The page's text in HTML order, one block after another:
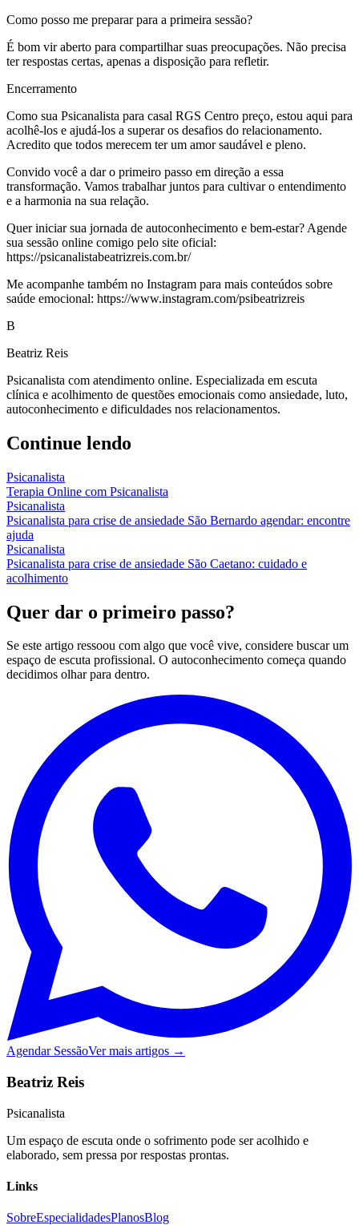
Como posso me preparar para a primeira sessão?
É bom vir aberto para compartilhar suas preocupações. Não precisa
ter respostas certas, apenas a disposição para refletir.
Encerramento
Como sua Psicanalista para casal RGS Centro preço, estou aqui para
acolhê-los e ajudá-los a superar os desafios do relacionamento.
Acredito que todos merecem ter um amor saudável e pleno.
Convido você a dar o primeiro passo em direção a essa
transformação. Vamos trabalhar juntos para cultivar o entendimento
e a harmonia na sua relação.
Quer iniciar sua jornada de autoconhecimento e bem-estar? Agende
sua sessão online comigo pelo site oficial:
https://psicanalistabeatrizreis.com.br/
Me acompanhe também no Instagram para mais conteúdos sobre
saúde emocional: https://www.instagram.com/psibeatrizreis
B
Beatriz Reis
Psicanalista com atendimento online. Especializada em escuta
clínica e acolhimento de questões emocionais como ansiedade, luto,
autoconhecimento e dificuldades nos relacionamentos.
Continue lendo
Psicanalista
Terapia Online com Psicanalista
Psicanalista
Psicanalista para crise de ansiedade São Bernardo agendar: encontre
ajuda
Psicanalista
Psicanalista para crise de ansiedade São Caetano: cuidado e
acolhimento
Quer dar o primeiro passo?
Se este artigo ressoou com algo que você vive, considere buscar um
espaço de escuta profissional. O autoconhecimento começa quando
decidimos olhar para dentro.
Agendar SessãoVer mais artigos →
Beatriz Reis
Psicanalista
Um espaço de escuta onde o sofrimento pode ser acolhido e
elaborado, sem pressa por respostas prontas.
Links
SobreEspecialidadesPlanosBlog